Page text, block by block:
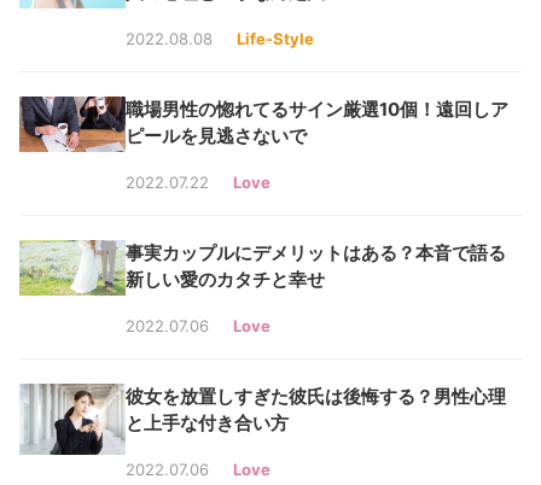
2022.08.08 Life-Style
職場男性の惚れてるサイン厳選10個！遠回しア
ピールを見逃さないで
2022.07.22 Love
事実カップルにデメリットはある？本音で語る
新しい愛のカタチと幸せ
2022.07.06 Love
彼女を放置しすぎた彼氏は後悔する？男性心理
と上手な付き合い方
2022.07.06 Love